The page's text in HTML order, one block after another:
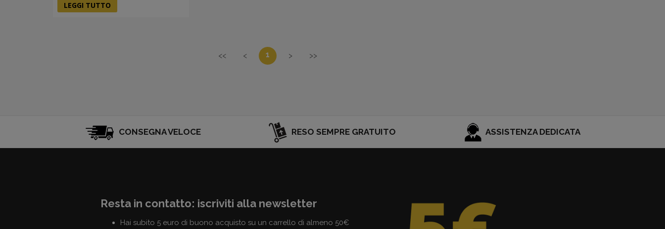
LEGGI TUTTO
<< < 1 > >>
CONSEGNA VELOCE RESO SEMPRE GRATUITO ASSISTENZA DEDICATA
Resta in contatto: iscriviti alla newsletter
Hai subito 5 euro di buono acquisto su un carrello di almeno 50€